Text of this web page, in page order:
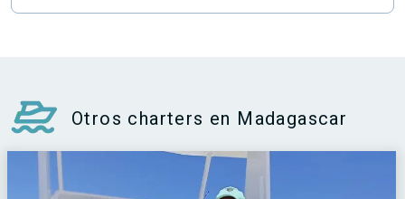
Otros charters en Madagascar